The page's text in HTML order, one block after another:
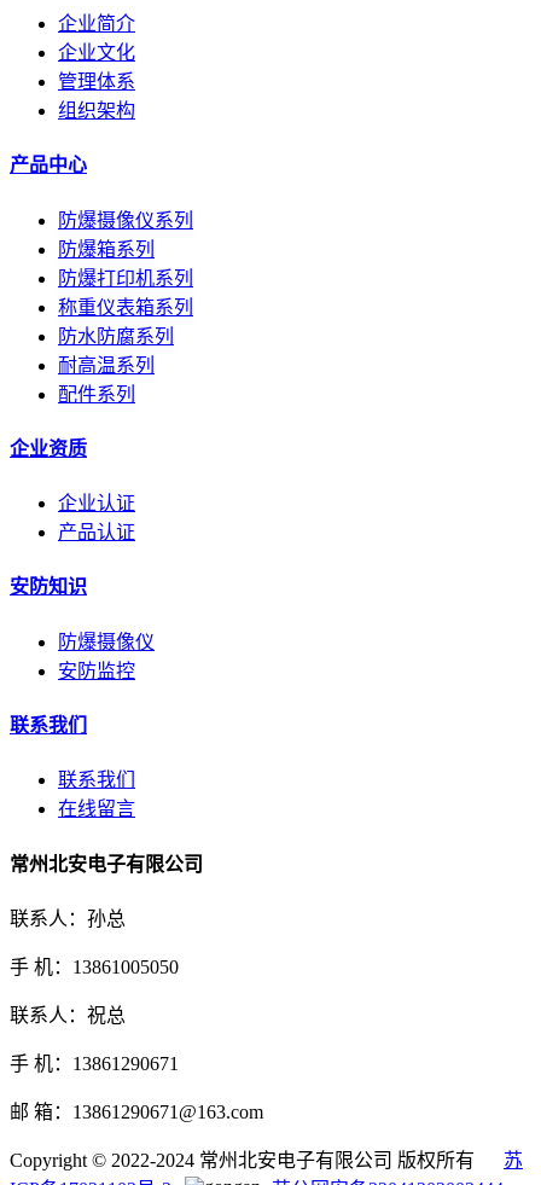
企业简介
企业文化
管理体系
组织架构
产品中心
防爆摄像仪系列
防爆箱系列
防爆打印机系列
称重仪表箱系列
防水防腐系列
耐高温系列
配件系列
企业资质
企业认证
产品认证
安防知识
防爆摄像仪
安防监控
联系我们
联系我们
在线留言
常州北安电子有限公司
联系人：孙总
手 机：13861005050
联系人：祝总
手 机：13861290671
邮 箱：13861290671@163.com
Copyright © 2022-2024 常州北安电子有限公司 版权所有 苏